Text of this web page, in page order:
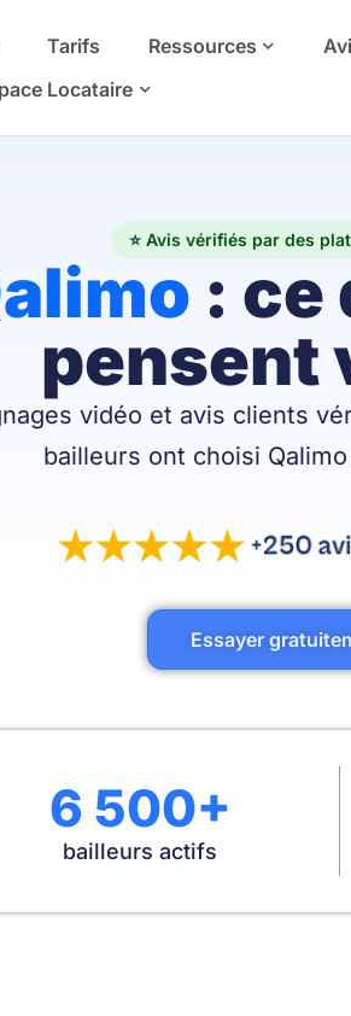
Tarifs Ressources
Locataire
⭐ Avis vérifiés par des
: ce
pensent
vidéo et avis clients
bailleurs ont choisi
Essayer
6 500+
bailleurs actifs